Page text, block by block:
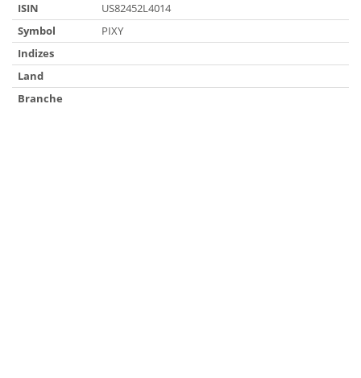
ISIN
US82452L4014
Symbol
PIXY
Indizes
Land
Branche